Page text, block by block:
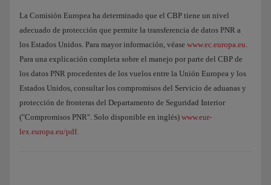
La Comisión Europea ha determinado que el CBP tiene un nivel
adecuado de protección que permite la transferencia de datos PNR a
los Estados Unidos. Para mayor información, véase www.ec.europa.eu.
Para una explicación completa sobre el manejo por parte del CBP de
los datos PNR procedentes de los vuelos entre la Unión Europea y los
Estados Unidos, consultar los compromisos del Servicio de aduanas y
protección de fronteras del Departamento de Seguridad Interior
("Compromisos PNR". Solo disponible en inglés) www.eur-
lex.europa.eu/pdf.